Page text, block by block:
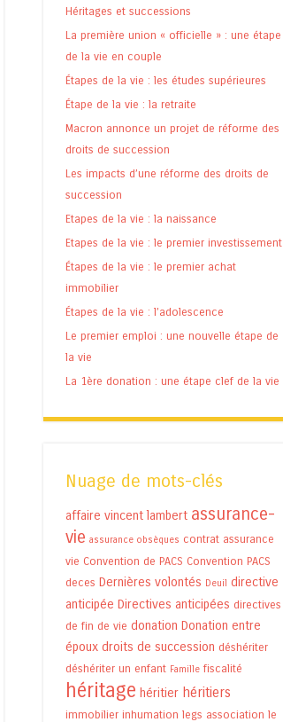
Héritages et successions
La première union « officielle » : une étape
de la vie en couple
Étapes de la vie : les études supérieures
Étape de la vie : la retraite
Macron annonce un projet de réforme des
droits de succession
Les impacts d’une réforme des droits de
succession
Etapes de la vie : la naissance
Etapes de la vie : le premier investissement
Étapes de la vie : le premier achat
immobilier
Étapes de la vie : l’adolescence
Le premier emploi : une nouvelle étape de
la vie
La 1ère donation : une étape clef de la vie
Nuage de mots-clés
affaire vincent lambert assurance-
vie assurance obsèques contrat assurance
vie Convention de PACS Convention PACS
deces Dernières volontés Deuil directive
anticipée Directives anticipées directives
de fin de vie donation Donation entre
époux droits de succession déshériter
déshériter un enfant Famille fiscalité
héritage héritier héritiers
immobilier inhumation legs association le